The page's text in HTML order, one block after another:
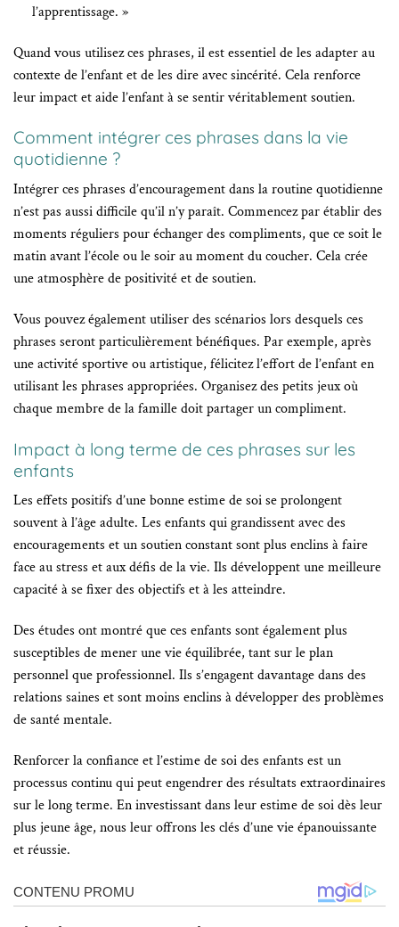
l’apprentissage. »
Quand vous utilisez ces phrases, il est essentiel de les adapter au
contexte de l’enfant et de les dire avec sincérité. Cela renforce
leur impact et aide l’enfant à se sentir véritablement soutien.
Comment intégrer ces phrases dans la vie
quotidienne ?
Intégrer ces phrases d’encouragement dans la routine quotidienne
n’est pas aussi difficile qu’il n’y paraît. Commencez par établir des
moments réguliers pour échanger des compliments, que ce soit le
matin avant l’école ou le soir au moment du coucher. Cela crée
une atmosphère de positivité et de soutien.
Vous pouvez également utiliser des scénarios lors desquels ces
phrases seront particulièrement bénéfiques. Par exemple, après
une activité sportive ou artistique, félicitez l’effort de l’enfant en
utilisant les phrases appropriées. Organisez des petits jeux où
chaque membre de la famille doit partager un compliment.
Impact à long terme de ces phrases sur les
enfants
Les effets positifs d’une bonne estime de soi se prolongent
souvent à l’âge adulte. Les enfants qui grandissent avec des
encouragements et un soutien constant sont plus enclins à faire
face au stress et aux défis de la vie. Ils développent une meilleure
capacité à se fixer des objectifs et à les atteindre.
Des études ont montré que ces enfants sont également plus
susceptibles de mener une vie équilibrée, tant sur le plan
personnel que professionnel. Ils s’engagent davantage dans des
relations saines et sont moins enclins à développer des problèmes
de santé mentale.
Renforcer la confiance et l’estime de soi des enfants est un
processus continu qui peut engendrer des résultats extraordinaires
sur le long terme. En investissant dans leur estime de soi dès leur
plus jeune âge, nous leur offrons les clés d’une vie épanouissante
et réussie.